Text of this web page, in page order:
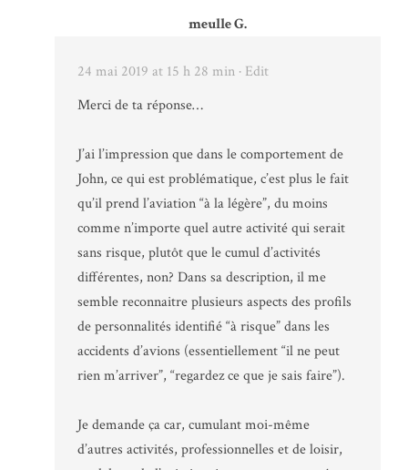
meulle G.
24 mai 2019 at 15 h 28 min · Edit
Merci de ta réponse…
J’ai l’impression que dans le comportement de
John, ce qui est problématique, c’est plus le fait
qu’il prend l’aviation “à la légère”, du moins
comme n’importe quel autre activité qui serait
sans risque, plutôt que le cumul d’activités
différentes, non? Dans sa description, il me
semble reconnaitre plusieurs aspects des profils
de personnalités identifié “à risque” dans les
accidents d’avions (essentiellement “il ne peut
rien m’arriver”, “regardez ce que je sais faire”).
Je demande ça car, cumulant moi-même
d’autres activités, professionnelles et de loisir,